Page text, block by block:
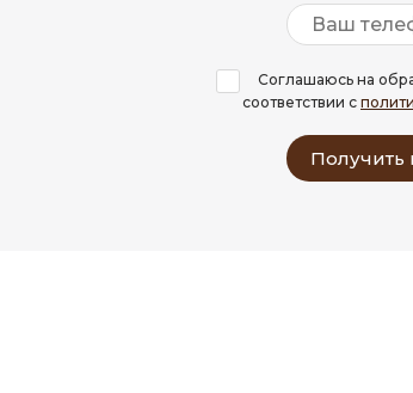
Соглашаюсь на
соответствии с
Получить